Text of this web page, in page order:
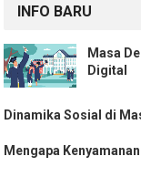
INFO BARU
Masa
Digital
Dinamika Sosial di
Mengapa